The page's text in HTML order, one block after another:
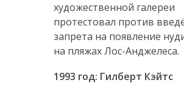
художественной галереи
протестовал против
запрета на появление
на пляжах Лос-Анджелеса.
1993 год: Гилберт Кэйтс